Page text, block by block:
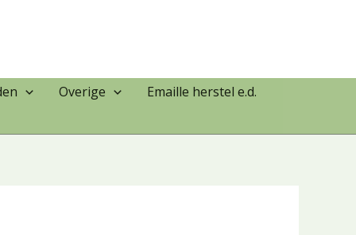
Overige
Emaille herstel e.d.